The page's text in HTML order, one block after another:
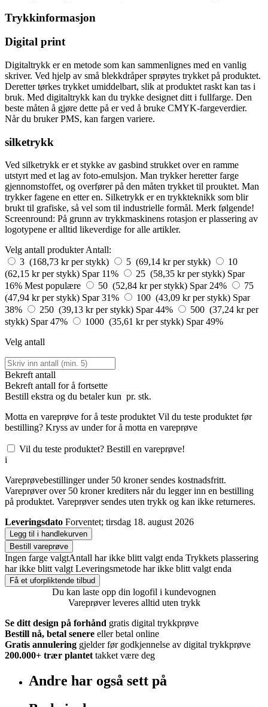
Trykkinformasjon
Digital print
Digitaltrykk er en metode som kan sammenlignes med en vanlig
skriver. Ved hjelp av små blekkdråper sprøytes trykket på produktet.
Deretter tørkes trykket umiddelbart, slik at produktet raskt kan tas i
bruk. Med digitaltrykk kan du trykke designet ditt i fullfarge. Den
beste måten å gjøre dette på er ved å bruke CMYK-fargeverdier.
Når du bruker PMS, kan fargen variere.
silketrykk
Ved silketrykk er et stykke av gasbind strukket over en ramme
utstyrt med et lag av foto-emulsjon. Man trykker heretter farge
gjennomstoffet, og overfører på den måten trykket til prouktet. Man
trykker fagene en etter en. Silketrykk er en trykkteknikk som blir
brukt til grafiske, så vel som til industrielle formål. Merk følgende!
Screenround: På grunn av trykkmaskinens rotasjon er plassering av
logotypene er alltid likeverdige for alle artikler.
Velg antall produkterAntall:
3 (168,73 kr per stykk)
5 (69,14 kr per stykk)
10
(62,15 kr per stykk) Spar 11% 25 (58,35 kr per stykk) Spar
16% Mest populære 50 (52,84 kr per stykk) Spar 24%
75
(47,94 kr per stykk) Spar 31% 100 (43,09 kr per stykk) Spar
38%
250 (39,13 kr per stykk) Spar 44%
500 (37,24 kr per
stykk) Spar 47% 1000 (35,61 kr per stykk) Spar 49%
Velg antall
Bekreft antall
Bekreft antall for å fortsette
Bestill ekstra og du betaler kun pr. stk.
Motta en vareprøve for å teste produktetVil du teste produktet før
bestilling? Kryss av under for å motta en vareprøve
Vil du teste produktet? Bestill en vareprøve!
i
Vareprøvebestillinger under 50 kroner sendes kostnadsfritt.
Vareprøver over 50 kroner krediters når du legger inn en bestilling
på produktet. Vareprøver sendes uten trykk og kan ikke returneres.
Leveringsdato Forventet; tirsdag 18. august 2026
Legg til i handlekurven
Bestill vareprøve
Ingen farge valgtAntall har ikke blitt valgt enda Trykkets plassering
har ikke blitt valgt Leveringsmetode har ikke blitt valgt enda
Få et uforpliktende tilbud
Du kan laste opp din logofil i kundevognen
Vareprøver leveres alltid uten trykk
Se ditt design på forhånd gratis digital trykkprøve
Bestill nå, betal senere eller betal online
Gratis annulering gjelder før godkjennelse av digital trykkprøve
200.000+ trær plantet takket være deg
Andre har også sett på